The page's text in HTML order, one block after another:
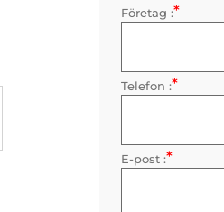
Företag :*
Telefon :*
E-post :*Obligatorisk